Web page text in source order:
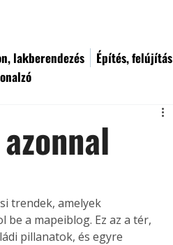
lakberendezés Építés, felújítás
trendek, amelyek
a mapeiblog. Ez az a tér,
pillanatok, és egyre